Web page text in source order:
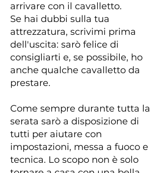
arrivare con il cavalletto.
Se hai dubbi sulla tua
attrezzatura, scrivimi prima
dell'uscita: sarò felice di
consigliarti e, se possibile, ho
anche qualche cavalletto da
prestare.
Come sempre durante tutta la
serata sarò a disposizione di
tutti per aiutare con
impostazioni, messa a fuoco e
tecnica. Lo scopo non è solo